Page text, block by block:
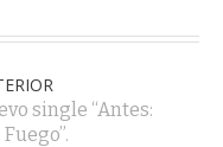
single “Antes: